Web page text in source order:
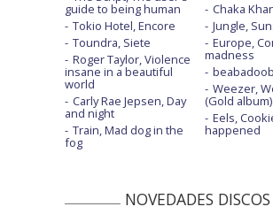
guide to being human
Tokio Hotel, Encore
Toundra, Siete
Roger Taylor, Violence
insane in a beautiful
world
Carly Rae Jepsen, Day
and night
Train, Mad dog in the
fog
Chaka
Jungle,
Europe,
madness
Weezer,
(Gold album)
Eels,
happened
NOVEDADES DISCOS